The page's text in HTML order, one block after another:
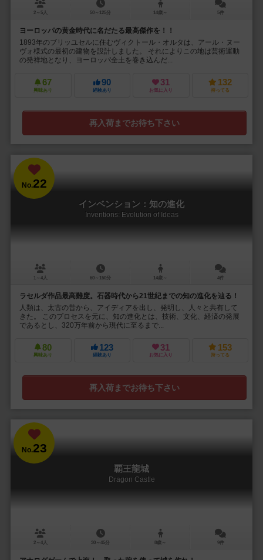
2～5人 50～125分 14歳～ 5件
ヨーロッパの黄金時代に名だたる最高傑作を！！
1893年のブリッユセルに住むヴィクトール・オルタは、アール・ヌー
ヴォ様式の最初の建物を設計しました。 それによりこの地は芸術運動
の発祥地となり、ヨーロッパ全土を巻き込んだ...
67
興味あり
90
経験あり
31
お気に入り
132
持ってる
再入荷までお待ち下さい
No.22
インベンション：知の進化
Inventions: Evolution of Ideas
1～4人 60～150分 14歳～ 4件
ラセルダ作品最高難度。石器時代から21世紀までの知の進化を辿る！
人類は、太古の昔から、アイディアを出し、発明し、人々と共有して
きた。 このプロセスを元に、知の進化とは、技術、文化、経済の発展
であるとし、320万年前から現代に至るまで...
80
興味あり
123
経験あり
31
お気に入り
153
持ってる
再入荷までお待ち下さい
No.23
覇王龍城
Dragon Castle
2～4人 30～45分 8歳～ 9件